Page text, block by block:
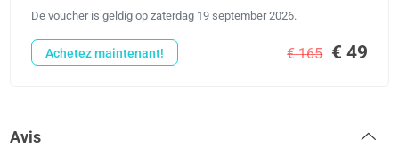
De voucher is geldig op zaterdag 19 september 2026.
€ 165 € 49
Achetez maintenant!
Avis